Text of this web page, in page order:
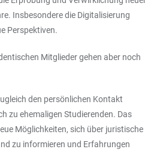
Insbesondere die Digitalisierung
Perspektiven.
Mitglieder gehen aber noch
den persönlichen Kontakt
zu ehemaligen Studierenden. Das
Möglichkeiten, sich über juristische
zu informieren und Erfahrungen